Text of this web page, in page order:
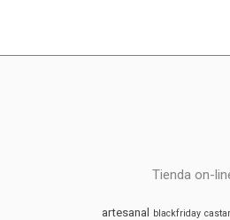
Tienda on-
artesanal blackfriday